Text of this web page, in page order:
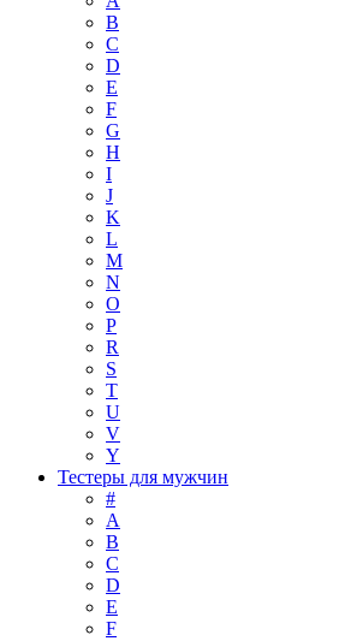
B
C
D
E
F
G
H
I
J
K
L
M
N
O
P
R
S
T
U
V
Y
Тестеры для мужчин
#
A
B
C
D
E
F